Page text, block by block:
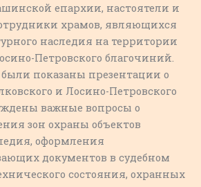
епархии, настоятели и
храмов, являющихся
наследия на территории
Петровского благочиний.
были показаны презентации о
и Лосино-Петровского
важные вопросы о
зон охраны объектов
оформления
документов в судебном
состояния, охранных